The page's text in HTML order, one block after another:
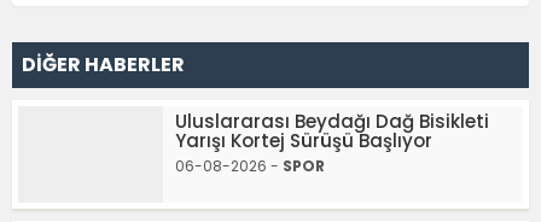
DİĞER HABERLER
Uluslararası Beydağı Dağ Bisikleti
Yarışı Kortej Sürüşü Başlıyor
06-08-2026 - SPOR